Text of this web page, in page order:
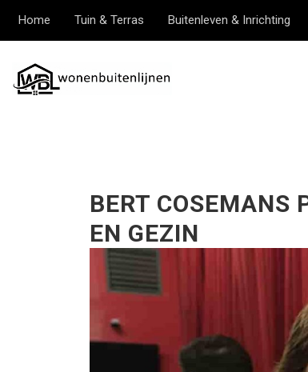
Home Tuin & Terras Buitenleven & Inrichting
BERT COSEMANS
EN GEZIN